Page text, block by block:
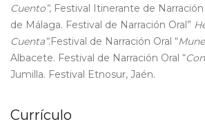
Cuento”, Festival Itinerante de
de Málaga. Festival de Narración Oral”
Cuenta”.Festival de Narración Oral “
Albacete. Festival de Narración Oral “
Jumilla. Festival Etnosur, Jaén.
Currículo